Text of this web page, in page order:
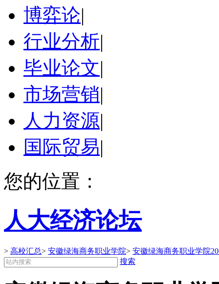
博弈论|
行业分析|
毕业论文|
市场营销|
人力资源|
国际贸易|
您的位置：
人大经济论坛
> 高校汇总> 安徽绿海商务职业学院> 安徽绿海商务职业学院
搜索